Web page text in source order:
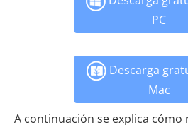
PC
Descarga
Mac
A continuación se explica